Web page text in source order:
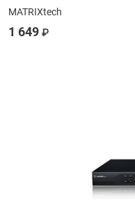
MATRIXtech
1 649 ₽